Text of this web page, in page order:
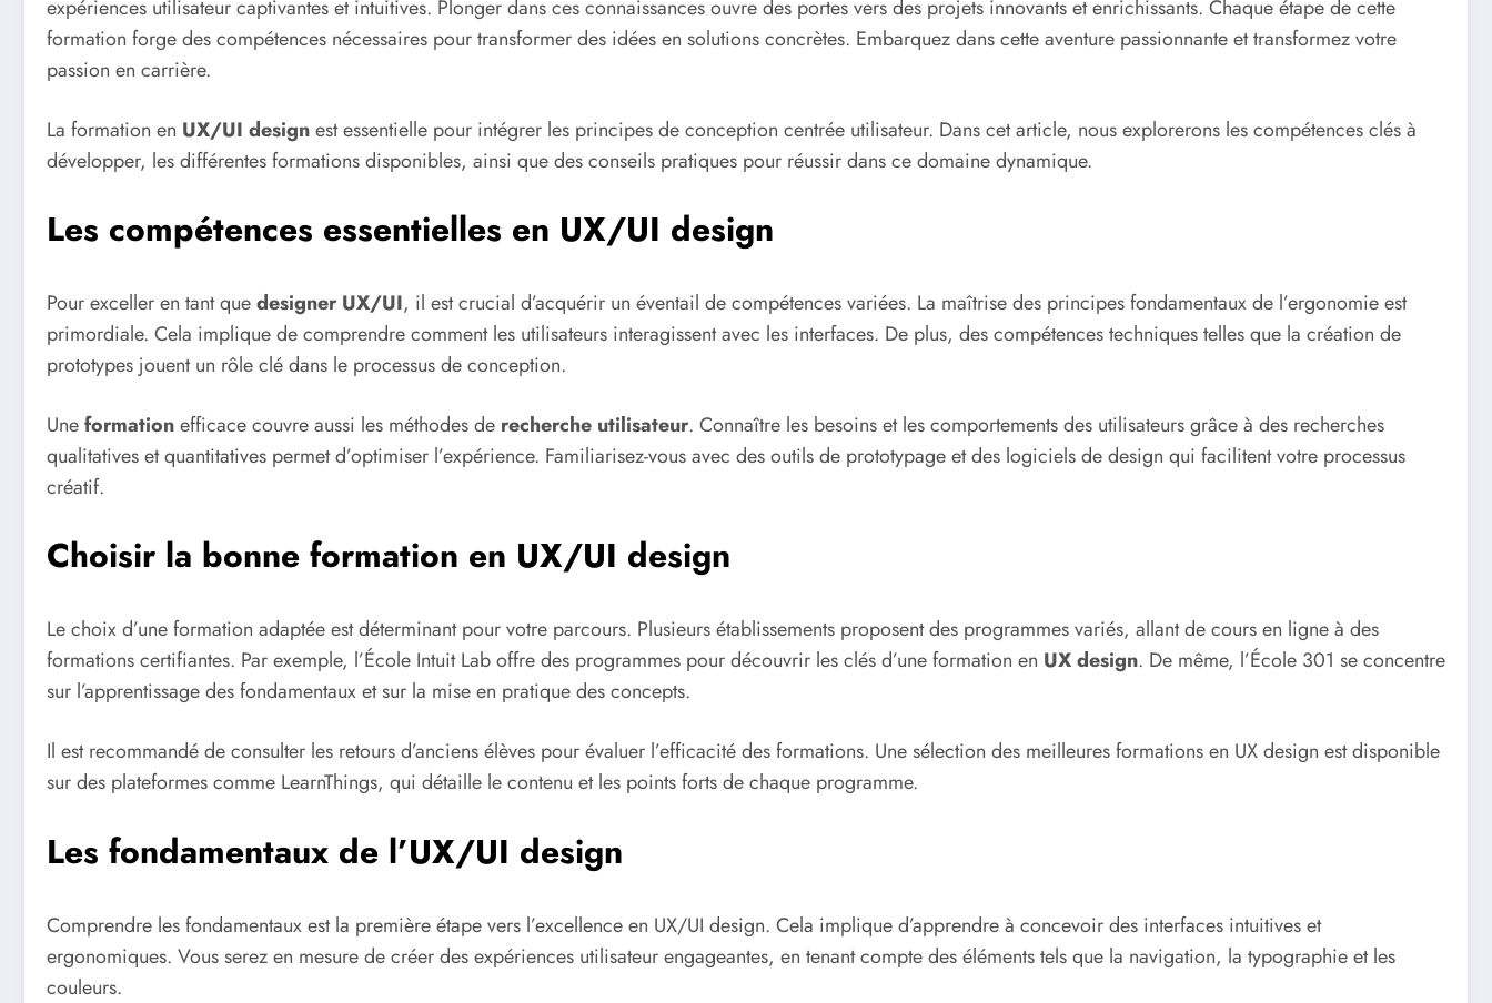
expériences utilisateur captivantes et intuitives. Plonger dans ces connaissances ouvre des portes vers des projets innovants et enrichissants. Chaque étape de cette
formation forge des compétences nécessaires pour transformer des idées en solutions concrètes. Embarquez dans cette aventure passionnante et transformez votre
passion en carrière.
La formation en UX/UI designest essentielle pour intégrer les principes de conception centrée utilisateur. Dans cet article, nous explorerons les compétences clés à
développer, les différentes formations disponibles, ainsi que des conseils pratiques pour réussir dans ce domaine dynamique.
Les compétences essentielles en UX/UI design
Pour exceller en tant quedesigner UX/UI, il est crucial d’acquérir un éventail de compétences variées. La maîtrise des principes fondamentaux de l’ergonomie est
primordiale. Cela implique de comprendre comment les utilisateurs interagissent avec les interfaces. De plus, des compétences techniques telles que la création de
prototypes jouent un rôle clé dans le processus de conception.
Uneformationefficace couvre aussi les méthodes de recherche utilisateur. Connaître les besoins et les comportements des utilisateurs grâce à des recherches
qualitatives et quantitatives permet d’optimiser l’expérience. Familiarisez-vous avec des outils de prototypage et des logiciels de design qui facilitent votre processus
créatif.
Choisir la bonne formation en UX/UI design
Le choix d’une formation adaptée est déterminant pour votre parcours. Plusieurs établissements proposent des programmes variés, allant de cours en ligne à des
formations certifiantes. Par exemple, l’École Intuit Lab offre des programmes pour découvrir les clés d’une formation en UX design. De même, l’École 301 se concentre
sur l’apprentissage des fondamentaux et sur la mise en pratique des concepts.
Il est recommandé de consulter les retours d’anciens élèves pour évaluer l’efficacité des formations. Une sélection des meilleures formations en UX design est disponible
sur des plateformes comme LearnThings, qui détaille le contenu et les points forts de chaque programme.
Les fondamentaux de l’UX/UI design
Comprendre les fondamentaux est la première étape vers l’excellence en UX/UI design. Cela implique d’apprendre à concevoir des interfaces intuitives et
ergonomiques. Vous serez en mesure de créer des expériences utilisateur engageantes, en tenant compte des éléments tels que la navigation, la typographie et les
couleurs.